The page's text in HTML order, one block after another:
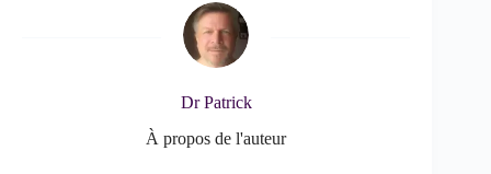
Dr Patrick
À propos de l'auteur